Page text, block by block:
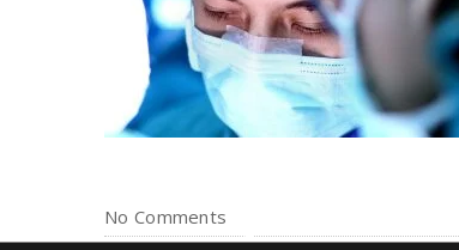
No Comments